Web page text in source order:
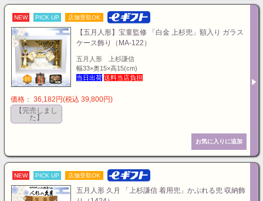
NEW PICK UP 店舗受取OK
【五月人形】宝童監修 「白金 上杉兜」額入り ガラス
ケース飾り（MA-122）
五月人形 上杉謙信
幅33×奥15×高15(cm)
当日出荷 送料当店負担
価格： 36,182円(税込 39,800円)
【完売しまし
た】
NEW PICK UP 店舗受取OK
五月人形 久月 「上杉謙信 着用兜」かぶれる兜 収納飾